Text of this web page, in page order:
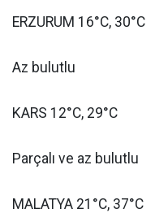
ERZURUM 16°C, 30°C
Az bulutlu
KARS 12°C, 29°C
Parçalı ve az bulutlu
MALATYA 21°C, 37°C